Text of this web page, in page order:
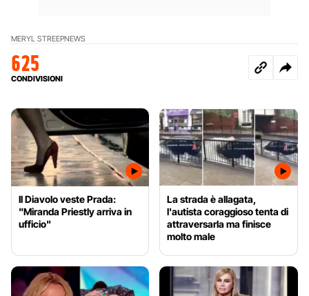
MERYL STREEPNEWS
625
CONDIVISIONI
Il Diavolo veste Prada:
"Miranda Priestly arriva in
ufficio"
La strada è allagata,
l'autista coraggioso tenta di
attraversarla ma finisce
molto male